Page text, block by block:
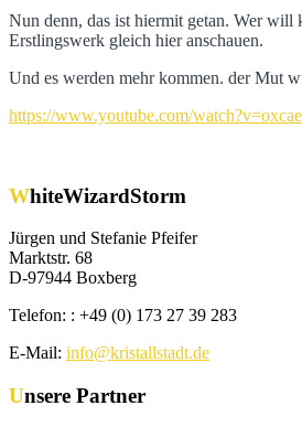
Nun denn, das ist hiermit getan. Wer will
Erstlingswerk gleich hier anschauen.
Und es werden mehr kommen. der Mut
https://www.youtube.com/
WhiteWizardStorm
Jürgen und Stefanie Pfeifer
Marktstr. 68
D-97944 Boxberg
Telefon: : +49 (0) 173 27 39 283
E-Mail: info@kristallstadt.de
Unsere Partner